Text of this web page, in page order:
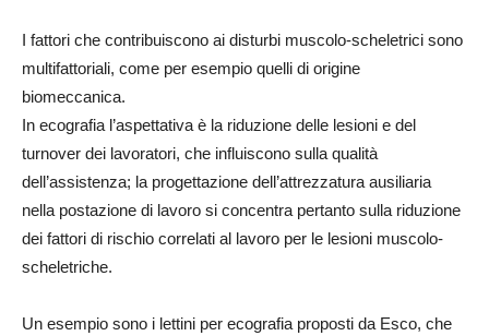
I fattori che contribuiscono ai disturbi muscolo-scheletrici sono
multifattoriali, come per esempio quelli di origine
biomeccanica.
In ecografia l’aspettativa è la riduzione delle lesioni e del
turnover dei lavoratori, che influiscono sulla qualità
dell’assistenza; la progettazione dell’attrezzatura ausiliaria
nella postazione di lavoro si concentra pertanto sulla riduzione
dei fattori di rischio correlati al lavoro per le lesioni muscolo-
scheletriche.
Un esempio sono i lettini per ecografia proposti da Esco, che